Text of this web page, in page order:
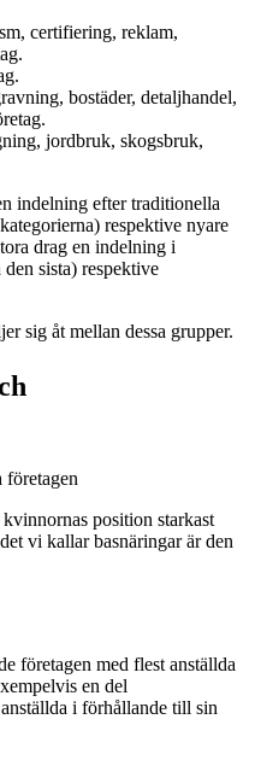
certifiering, reklam,
bostäder, detaljhandel,
jordbruk, skogsbruk,
indelning efter traditionella
respektive nyare
drag en indelning i
sista) respektive
sig åt mellan dessa grupper.
position starkast
vi kallar basnäringar är den
företagen med flest anställda
en del
i förhållande till sin